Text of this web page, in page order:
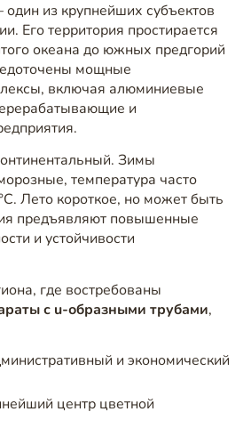
из крупнейших субъектов
Его территория простирается
океана до южных предгорий
мощные
включая алюминиевые
и
Зимы
температура часто
Лето короткое, но может быть
предъявляют повышенные
и устойчивости
где востребованы
с u-образными трубами,
и экономический
центр цветной